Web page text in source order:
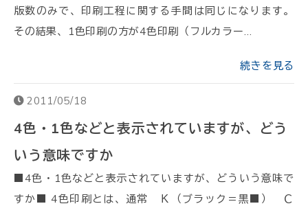
版数のみで、印刷工程に関する手間は同じになります。
その結果、1色印刷の方が4色印刷（フルカラー…
続きを見る
2011/05/18
4色・1色などと表示されていますが、どう
いう意味ですか
■4色・1色などと表示されていますが、どういう意味で
すか■ 4色印刷とは、通常 Ｋ（ブラック＝黒■） Ｃ